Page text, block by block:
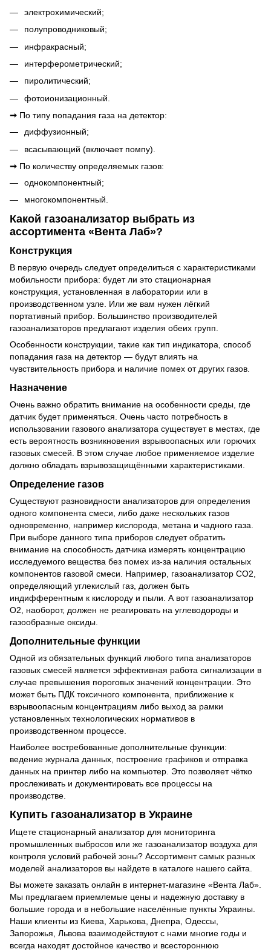
электрохимический;
полупроводниковый;
инфракрасный;
интерферометрический;
пиролитический;
фотоионизационный.
➞ По типу попадания газа на детектор:
диффузионный;
всасывающий (включает помпу).
➞ По количеству определяемых газов:
однокомпонентный;
многокомпонентный.
Какой газоанализатор выбрать из
ассортимента «Вента Лаб»?
Конструкция
В первую очередь следует определиться с характеристиками
мобильности прибора: будет ли это стационарная
конструкция, установленная в лаборатории или в
производственном узле. Или же вам нужен лёгкий
портативный прибор. Большинство производителей
газоанализаторов предлагают изделия обеих групп.
Особенности конструкции, такие как тип индикатора, способ
попадания газа на детектор — будут влиять на
чувствительность прибора и наличие помех от других газов.
Назначение
Очень важно обратить внимание на особенности среды, где
датчик будет применяться. Очень часто потребность в
использовании газового анализатора существует в местах, где
есть вероятность возникновения взрывоопасных или горючих
газовых смесей. В этом случае любое применяемое изделие
должно обладать взрывозащищёнными характеристиками.
Определение газов
Существуют разновидности анализаторов для определения
одного компонента смеси, либо даже нескольких газов
одновременно, например кислорода, метана и чадного газа.
При выборе данного типа приборов следует обратить
внимание на способность датчика измерять концентрацию
исследуемого вещества без помех из-за наличия остальных
компонентов газовой смеси. Например, газоанализатор CO2,
определяющий углекислый газ, должен быть
индифферентным к кислороду и пыли. А вот газоанализатор
O2, наоборот, должен не реагировать на углеводороды и
газообразные оксиды.
Дополнительные функции
Одной из обязательных функций любого типа анализаторов
газовых смесей является эффективная работа сигнализации в
случае превышения пороговых значений концентрации. Это
может быть ПДК токсичного компонента, приближение к
взрывоопасным концентрациям либо выход за рамки
установленных технологических нормативов в
производственном процессе.
Наиболее востребованные дополнительные функции:
ведение журнала данных, построение графиков и отправка
данных на принтер либо на компьютер. Это позволяет чётко
прослеживать и документировать все процессы на
производстве.
Купить газоанализатор в Украине
Ищете стационарный анализатор для мониторинга
промышленных выбросов или же газоанализатор воздуха для
контроля условий рабочей зоны? Ассортимент самых разных
моделей анализаторов вы найдете в каталоге нашего сайта.
Вы можете заказать онлайн в интернет-магазине «Вента Лаб».
Мы предлагаем приемлемые цены и надежную доставку в
большие города и в небольшие населённые пункты Украины.
Наши клиенты из Киева, Харькова, Днепра, Одессы,
Запорожья, Львова взаимодействуют с нами многие годы и
всегда находят достойное качество и всестороннюю